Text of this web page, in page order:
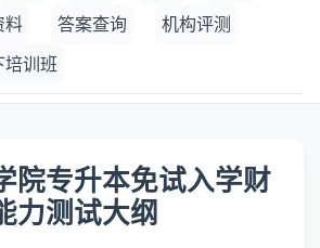
料 答案查询
机构评测
培训班
院专升本免试入学财
力测试大纲